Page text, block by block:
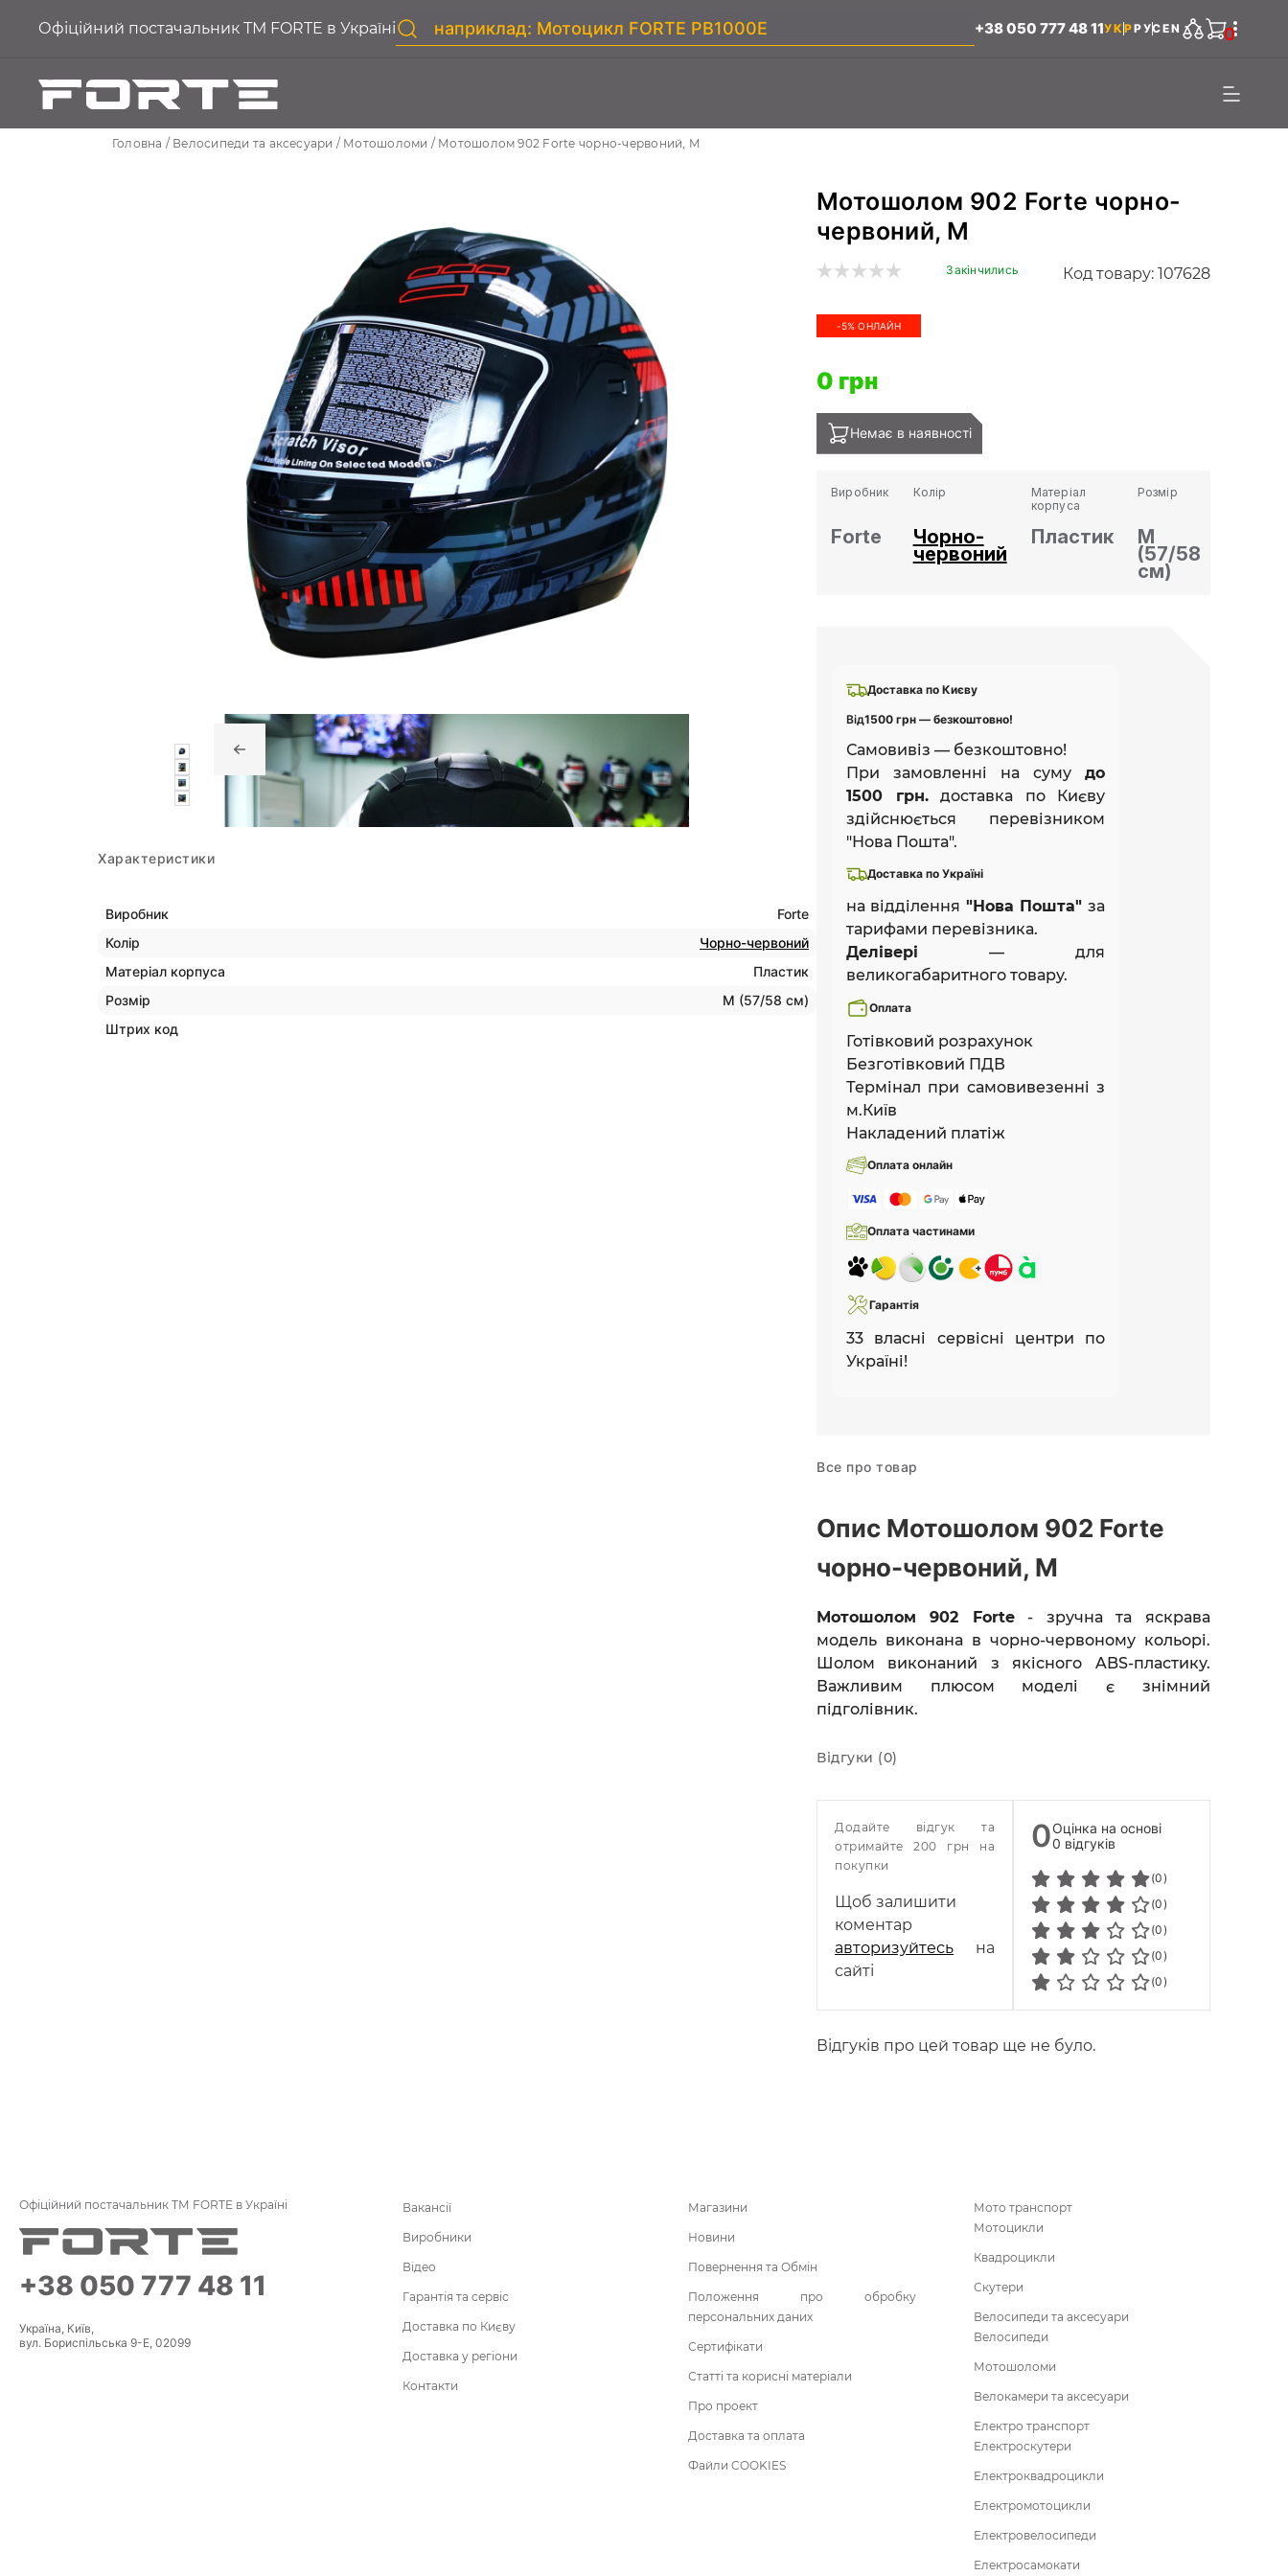
Офіційний постачальник ТМ FORTE в Україні +38 050 777 48 11УКРРУСEN 0
Головна Велосипеди та аксесуари Мотошоломи Мотошолом 902 Forte чорно-червоний, M
Характеристики
Виробник
Forte
Колір
Чорно-червоний
Матеріал корпуса
Пластик
Розмір
M (57/58 см)
Штрих код
Мотошолом 902 Forte чорно-
червоний, M
Закінчились Код товару: 107628
-5% ОНЛАЙН
0 грн
Немає в наявності
Виробник
Forte
Колір
Чорно-
червоний
Матеріал
корпуса
Пластик
Розмір
M
(57/58
см)
Доставка по Києву
Від1500 грн — безкоштовно!
Самовивіз — безкоштовно!
При замовленні на суму до
1500 грн.доставка по Києву
здійснюється перевізником
"Нова Пошта".
Доставка по Україні
на відділення "Нова Пошта" за
тарифами перевізника.
Делівері — для
великогабаритного товару.
Оплата
Готівковий розрахунок
Безготівковий ПДВ
Термінал при самовивезенні з
м.Київ
Накладений платіж
Оплата онлайн
Оплата частинами
Гарантія
33 власні сервісні центри по
Україні!
Все про товар
Опис Мотошолом 902 Forte
чорно-червоний, M
Мотошолом 902 Forte- зручна та яскрава
модель виконана в чорно-червоному кольорі.
Шолом виконаний з якісного ABS-пластику.
Важливим плюсом моделі є знімний
підголівник.
Відгуки (0)
Додайте відгук та
отримайте 200 грн на
покупки
Щоб залишити
коментар
авторизуйтесь на
сайті
0Оцінка на основі
0 відгуків
(0)
(0)
(0)
(0)
(0)
Відгуків про цей товар ще не було.
Офіційний постачальник ТМ FORTE в Україні
+38 050 777 48 11
Україна, Київ,
вул. Бориспільська 9-Е, 02099
Вакансії
Виробники
Відео
Гарантія та сервіс
Доставка по Києву
Доставка у регіони
Контакти
Магазини
Новини
Повернення та Обмін
Положення про обробку
персональних даних
Сертифікати
Статті та корисні матеріали
Про проект
Доставка та оплата
Файли COOKIES
Мото транспорт
Мотоцикли
Квадроцикли
Скутери
Велосипеди та аксесуари
Велосипеди
Мотошоломи
Велокамери та аксесуари
Електро транспорт
Електроскутери
Електроквадроцикли
Електромотоцикли
Електровелосипеди
Електросамокати